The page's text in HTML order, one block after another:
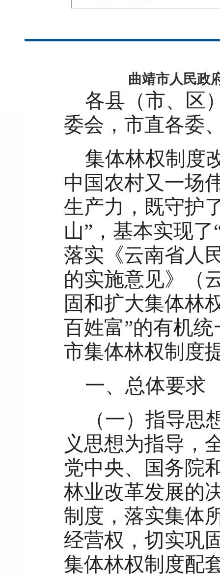
曲靖市人民政
各县（市、区
委会，市直各委
集体林权制度
中国农村又一场
生产力，既守护
山”，基本实现
落实《云南省人
的实施意见》（
固和扩大集体林
百姓富”的有机
市集体林权制度
一、总体要求
（一）指导
义思想为指导，
党中央、国务院
林业改革发展的
制度，落实集体
经营权，切实巩
集体林权制度配